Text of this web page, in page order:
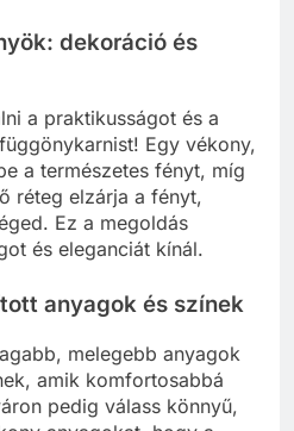
dekoráció és
a praktikusságot és a
Egy vékony,
a természetes fényt, míg
réteg elzárja a fényt,
Ez a megoldás
és eleganciát kínál.
anyagok és színek
melegebb anyagok
amik komfortosabbá
pedig válass könnyű,